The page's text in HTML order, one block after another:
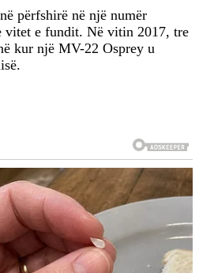
përfshirë në një numër
vitet e fundit. Në vitin 2017, tre
kur një MV-22 Osprey u